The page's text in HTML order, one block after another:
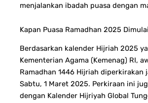
menjalankan ibadah puasa dengan
Kapan Puasa Ramadhan 2025
Berdasarkan kalender Hijriah 2025
Kementerian Agama (Kemenag) RI,
Ramadhan 1446 Hijriah diperkirakan
Sabtu, 1 Maret 2025. Perkiraan ini
dengan Kalender Hijriyah Global